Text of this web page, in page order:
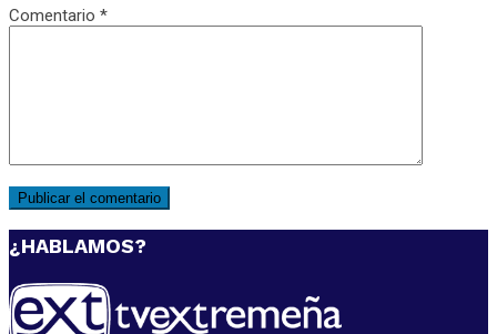
Comentario *
¿HABLAMOS?